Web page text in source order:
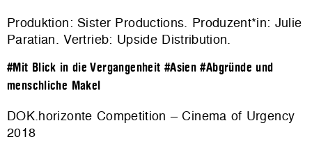
Produktion: Sister Productions. Produzent*in: Julie
Paratian. Vertrieb: Upside Distribution.
#Mit Blick in die Vergangenheit #Asien #Abgründe und
menschliche Makel
DOK.horizonte Competition – Cinema of Urgency
2018